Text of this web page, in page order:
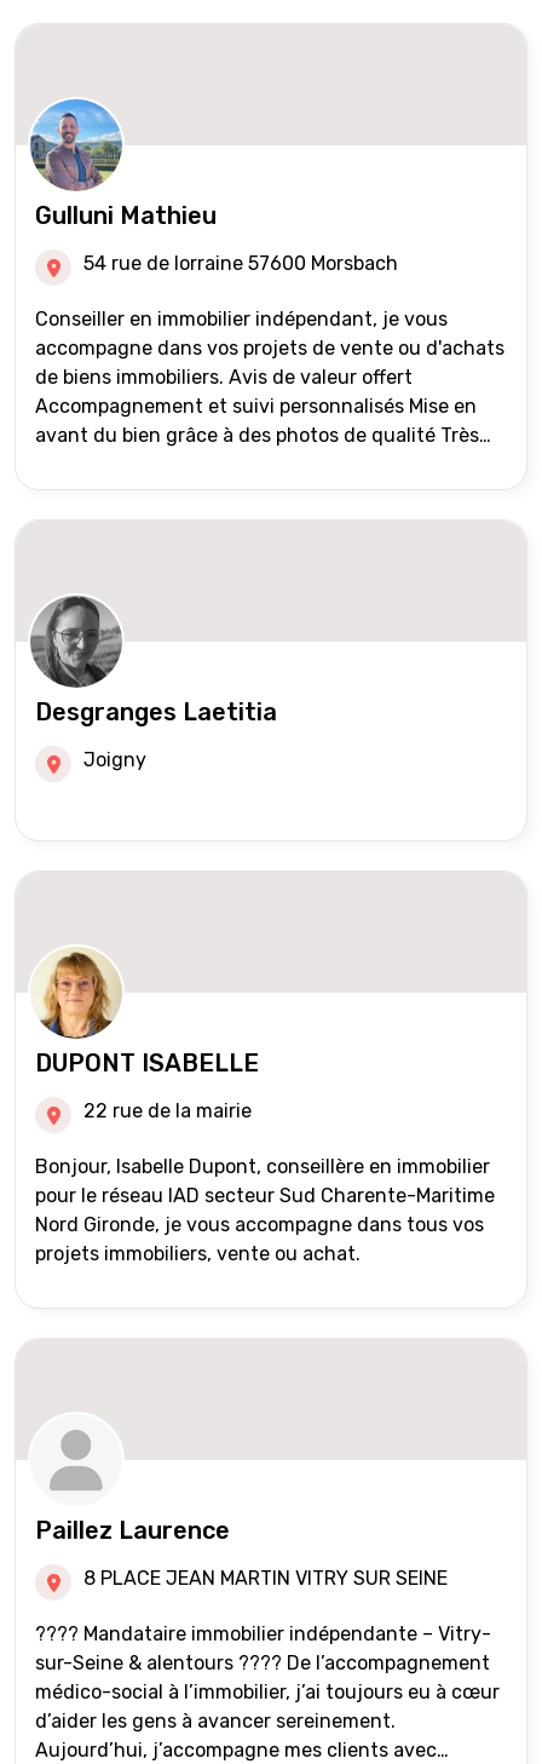
Gulluni Mathieu
54 rue de lorraine 57600 Morsbach
Conseiller en immobilier indépendant, je vous
accompagne dans vos projets de vente ou d'achats
de biens immobiliers. Avis de valeur offert
Accompagnement et suivi personnalisés Mise en
avant du bien grâce à des photos de qualité Très
international) Validation du financement des
acquéreurs auprès de partenaires financiers
réseau Iad France et Iad Deutschland Inter agence
Desgranges Laetitia
Joigny
DUPONT ISABELLE
22 rue de la mairie
Bonjour, Isabelle Dupont, conseillère en immobilier
pour le réseau IAD secteur Sud Charente-Maritime
Nord Gironde, je vous accompagne dans tous vos
projets immobiliers, vente ou achat.
Paillez Laurence
8 PLACE JEAN MARTIN VITRY SUR SEINE
???? Mandataire immobilier indépendante – Vitry-
sur-Seine & alentours ???? De l’accompagnement
médico-social à l’immobilier, j’ai toujours eu à cœur
d’aider les gens à avancer sereinement.
Aujourd’hui, j’accompagne mes clients avec